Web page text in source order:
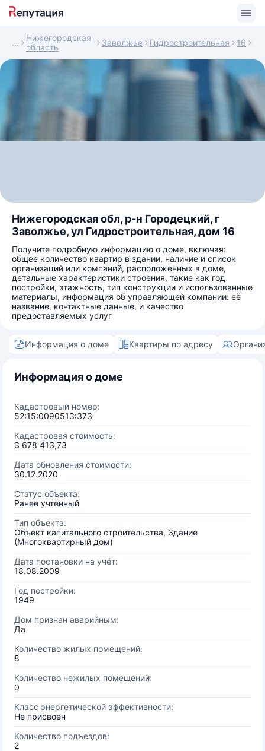
Нижегородская
область
Заволжье Гидростроительная 16
Нижегородская обл, р-н Городецкий, г
Заволжье, ул Гидростроительная, дом 16
Получите подробную информацию о доме, включая:
общее количество квартир в здании, наличие и список
организаций или компаний, расположенных в доме,
детальные характеристики строения, такие как год
постройки, этажность, тип конструкции и использованные
материалы, информация об управляющей компании: её
название, контактные данные, и качество
предоставляемых услуг
Информация о доме Квартиры по адресу
Информация о доме
Кадастровый номер:
52:15:0090513:373
Кадастровая стоимость:
3 678 413,73
Дата обновления стоимости:
30.12.2020
Статус объекта:
Ранее учтенный
Тип объекта:
Объект капитального строительства, Здание
(Многоквартирный дом)
Дата постановки на учёт:
18.08.2009
Год постройки:
1949
Дом признан аварийным:
Да
Количество жилых помещений:
8
Количество нежилых помещений:
0
Класс энергетической эффективности:
Не присвоен
Количество подъездов:
2